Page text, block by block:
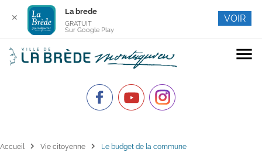
menu
Accueil chevron_right Vie citoyenne chevron_right Le budget de la commune
✕
La brede
GRATUIT
Sur Google Play
VOIR